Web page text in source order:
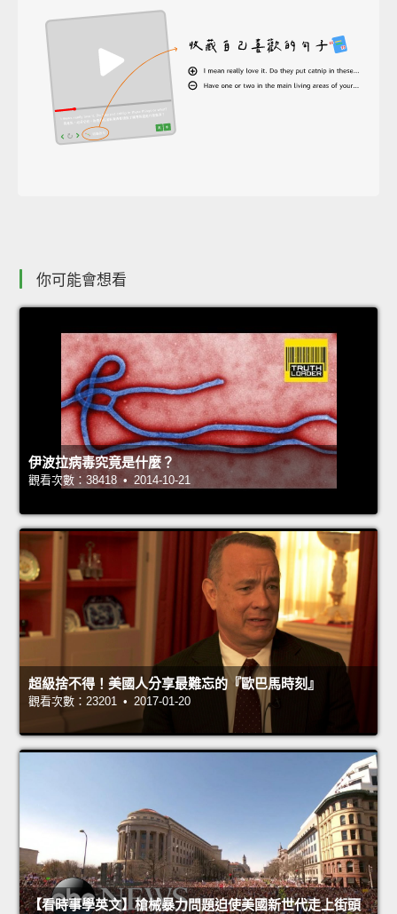
你可能會想看
伊波拉病毒究竟是什麼？
觀看次數：38418 • 2014-10-21
超級捨不得！美國人分享最難忘的『歐巴馬時刻』
觀看次數：23201 • 2017-01-20
【看時事學英文】槍械暴力問題迫使美國新世代走上街頭